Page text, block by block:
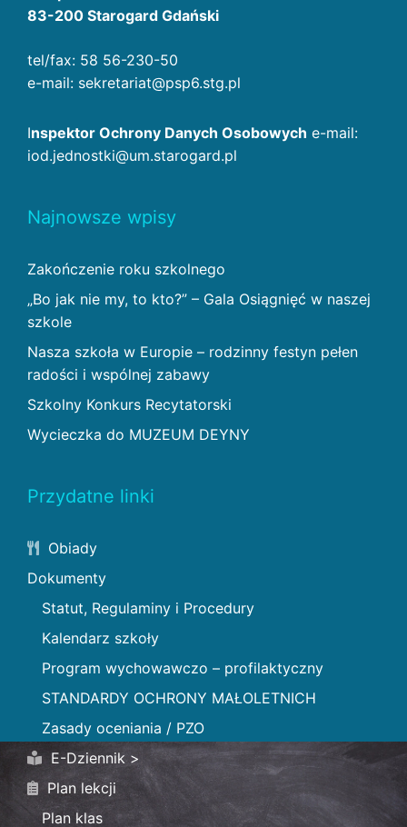
83-200 Starogard Gdański
tel/fax: 58 56-230-50
e-mail: sekretariat@psp6.stg.pl
Inspektor Ochrony Danych Osobowych e-mail:
iod.jednostki@um.starogard.pl
Najnowsze wpisy
Zakończenie roku szkolnego
„Bo jak nie my, to kto?” – Gala Osiągnięć w naszej
szkole
Nasza szkoła w Europie – rodzinny festyn pełen
radości i wspólnej zabawy
Szkolny Konkurs Recytatorski
Wycieczka do MUZEUM DEYNY
Przydatne linki
Obiady
Dokumenty
Statut, Regulaminy i Procedury
Kalendarz szkoły
Program wychowawczo – profilaktyczny
STANDARDY OCHRONY MAŁOLETNICH
Zasady oceniania / PZO
E-Dziennik >
Plan lekcji
Plan klas